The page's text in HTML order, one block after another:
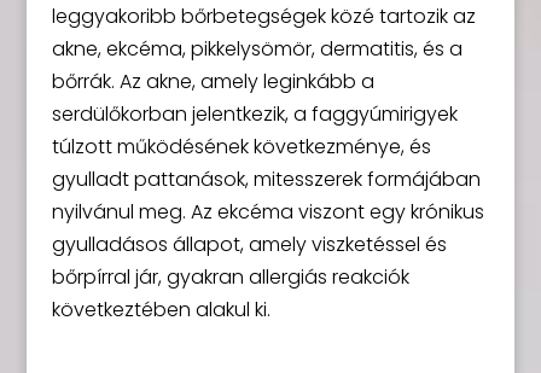
leggyakoribb bőrbetegségek közé tartozik az
akne, ekcéma, pikkelysömör, dermatitis, és a
bőrrák. Az akne, amely leginkább a
serdülőkorban jelentkezik, a faggyúmirigyek
túlzott működésének következménye, és
gyulladt pattanások, mitesszerek formájában
nyilvánul meg. Az ekcéma viszont egy krónikus
gyulladásos állapot, amely viszketéssel és
bőrpírral jár, gyakran allergiás reakciók
következtében alakul ki.